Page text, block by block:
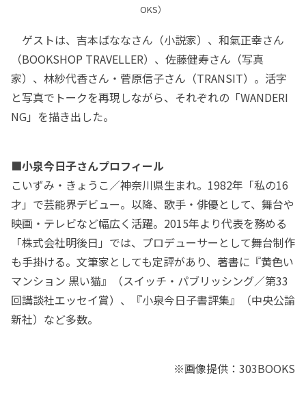
OKS）
ゲストは、吉本ばななさん（小説家）、和氣正幸さん
（BOOKSHOP TRAVELLER）、佐藤健寿さん（写真
家）、林紗代香さん・菅原信子さん（TRANSIT）。活字
と写真でトークを再現しながら、それぞれの「WANDERI
NG」を描き出した。
■小泉今日子さんプロフィール
こいずみ・きょうこ／神奈川県生まれ。1982年「私の16
才」で芸能界デビュー。以降、歌手・俳優として、舞台や
映画・テレビなど幅広く活躍。2015年より代表を務める
「株式会社明後日」では、プロデューサーとして舞台制作
も手掛ける。文筆家としても定評があり、著書に『黄色い
マンション 黒い猫』（スイッチ・パブリッシング／第33
回講談社エッセイ賞）、『小泉今日子書評集』（中央公論
新社）など多数。
※画像提供：303BOOKS